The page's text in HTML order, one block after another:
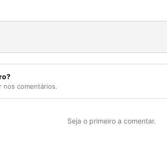
nos comentários.
Seja o primeiro a comentar.